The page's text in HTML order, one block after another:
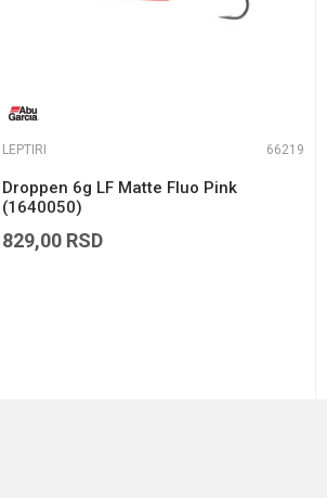
LEPTIRI 66219
Droppen 6g LF Matte Fluo Pink
(1640050)
829,00 RSD